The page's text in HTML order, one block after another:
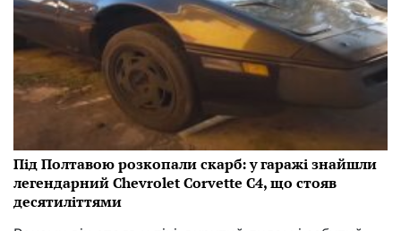
Під Полтавою розкопали скарб: у гаражі знайшли
легендарний Chevrolet Corvette C4, що стояв
десятиліттями